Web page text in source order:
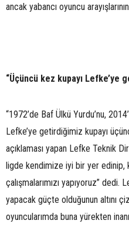
ancak yabancı oyuncu
“Üçüncü kez kupayı Lefke’ye
“1972’de Baf Ülkü Yurdu’nu,
Lefke’ye getirdiğimiz kupayı
açıklaması yapan Lefke Teknik
ligde kendimize iyi bir yer edinip,
çalışmalarımızı yapıyoruz” dedi.
yapacak güçte olduğunun altını
oyuncularımda buna yürekten